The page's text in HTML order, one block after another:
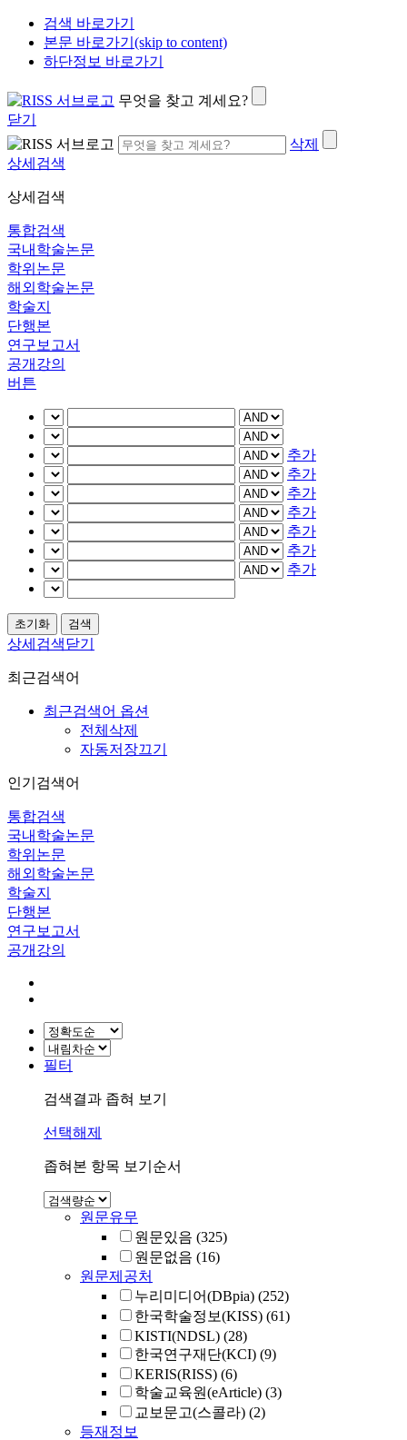
검색 바로가기
본문 바로가기(skip to content)
하단정보 바로가기
무엇을 찾고 계세요?
닫기
삭제
상세검색
상세검색
통합검색
국내학술논문
학위논문
해외학술논문
학술지
단행본
연구보고서
공개강의
버튼
추가
추가
추가
추가
추가
추가
추가
상세검색닫기
최근검색어
최근검색어 옵션
전체삭제
자동저장끄기
인기검색어
통합검색
국내학술논문
학위논문
해외학술논문
학술지
단행본
연구보고서
공개강의
필터
검색결과 좁혀 보기
선택해제
좁혀본 항목 보기순서
원문유무
원문있음 (325)
원문없음 (16)
원문제공처
누리미디어(DBpia) (252)
한국학술정보(KISS) (61)
KISTI(NDSL) (28)
한국연구재단(KCI) (9)
KERIS(RISS) (6)
학술교육원(eArticle) (3)
교보문고(스콜라) (2)
등재정보